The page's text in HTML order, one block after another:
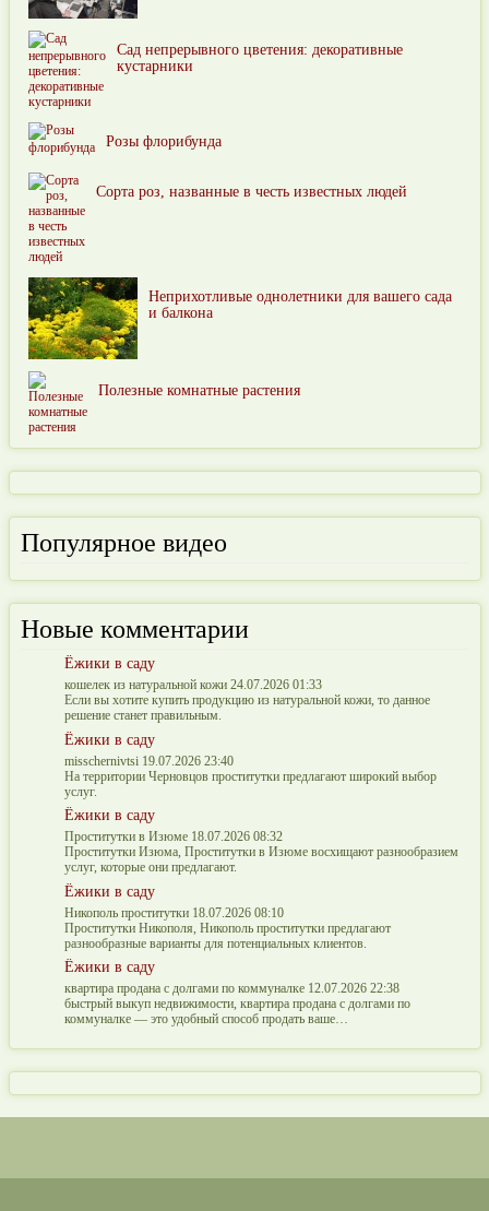
Сад непрерывного цветения: декоративные
кустарники
Розы флорибунда
Сорта роз, названные в честь известных людей
Неприхотливые однолетники для вашего сада
и балкона
Полезные комнатные растения
Популярное видео
Новые комментарии
Ёжики в саду
кошелек из натуральной кожи 24.07.2026 01:33
Если вы хотите купить продукцию из натуральной кожи, то данное
решение станет правильным.
Ёжики в саду
misschernivtsi 19.07.2026 23:40
На территории Черновцов проститутки предлагают широкий выбор
услуг.
Ёжики в саду
Проститутки в Изюме 18.07.2026 08:32
Проститутки Изюма, Проститутки в Изюме восхищают разнообразием
услуг, которые они предлагают.
Ёжики в саду
Никополь проститутки 18.07.2026 08:10
Проститутки Никополя, Никополь проститутки предлагают
разнообразные варианты для потенциальных клиентов.
Ёжики в саду
квартира продана с долгами по коммуналке 12.07.2026 22:38
быстрый выкуп недвижимости, квартира продана с долгами по
коммуналке — это удобный способ продать ваше…